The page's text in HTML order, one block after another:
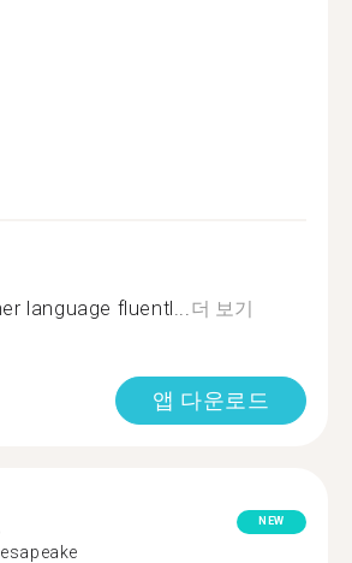
language fluentl...더 보기
앱 다운로드
NEW